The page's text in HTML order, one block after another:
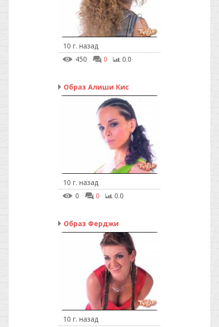
10 г. назад
450
0 0.0
Образ Алиши Кис
10 г. назад
0
0 0.0
Образ Ферджи
10 г. назад